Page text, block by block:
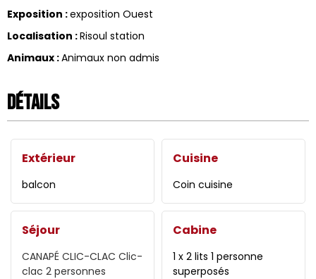
Exposition :exposition Ouest
Localisation :Risoul station
Animaux :Animaux non admis
Détails
Extérieur
balcon
Cuisine
Coin cuisine
Séjour
CANAPÉ CLIC-CLAC Clic-
clac 2 personnes
Cabine
1 x 2 lits 1 personne
superposés